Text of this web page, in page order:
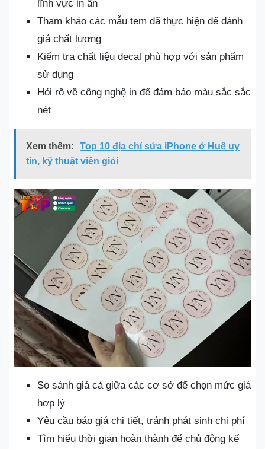
lĩnh vực in ấn
Tham khảo các mẫu tem đã thực hiện để đánh
giá chất lượng
Kiểm tra chất liệu decal phù hợp với sản phẩm
sử dụng
Hỏi rõ về công nghệ in để đảm bảo màu sắc sắc
nét
Xem thêm:
Top 10 địa chỉ sửa iPhone ở Huế uy
tín, kỹ thuật viên giỏi
So sánh giá cả giữa các cơ sở để chọn mức giá
hợp lý
Yêu cầu báo giá chi tiết, tránh phát sinh chi phí
Tìm hiểu thời gian hoàn thành để chủ động kế